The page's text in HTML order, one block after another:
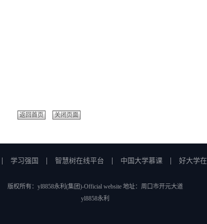
返回首页 关闭页面
学习强国 智慧树在线平台 中国大学慕课 好大学
版权所有：yl8858永利(集团)-Official website 地址：周口市开元大道
yl8858永利